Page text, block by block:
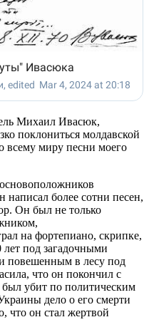
Михаил Ивасюк,
поклониться молдавской
всему миру песни моего
более сотни песен,
Он был не только
на фортепиано, скрипке,
под загадочными
повешенным в лесу под
что он покончил с
убит по политическим
дело о его смерти
что он стал жертвой